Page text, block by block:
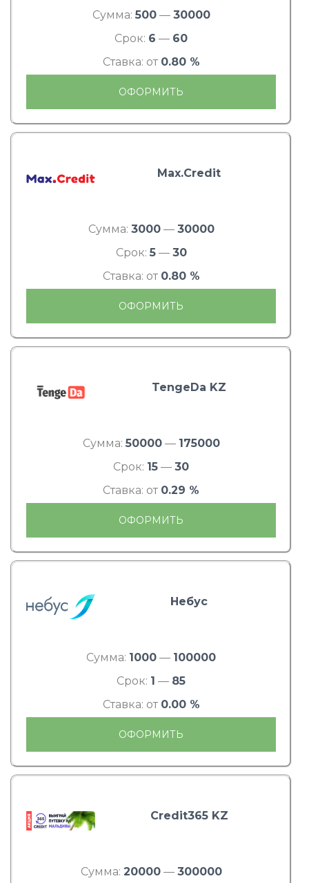
Сумма: 500— 30000
Срок: 6 — 60
Ставка: от 0.80 %
ОФОРМИТЬ
Max.Credit
Сумма: 3000— 30000
Срок: 5— 30
Ставка: от 0.80 %
ОФОРМИТЬ
TengeDa KZ
Сумма: 50000— 175000
Срок: 15 — 30
Ставка: от 0.29 %
ОФОРМИТЬ
Небус
Сумма: 1000 — 100000
Срок: 1 — 85
Ставка: от 0.00 %
ОФОРМИТЬ
Credit365 KZ
Сумма: 20000— 300000